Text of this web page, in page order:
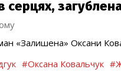
загублена
«Залишена» Оксани
#Оксана Ковальчук